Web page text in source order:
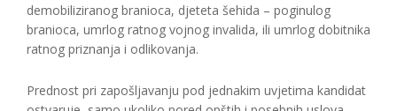
demobiliziranog branioca, djeteta šehida – poginulog
branioca, umrlog ratnog vojnog invalida, ili umrlog dobitnika
ratnog priznanja i odlikovanja.
Prednost pri zapošljavanju pod jednakim uvjetima kandidat